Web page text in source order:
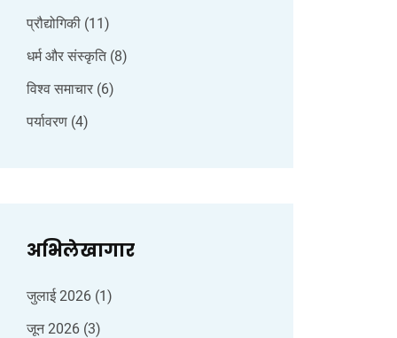
प्रौद्योगिकी (11)
धर्म और संस्कृति (8)
विश्व समाचार (6)
पर्यावरण (4)
अभिलेखागार
जुलाई 2026 (1)
जून 2026 (3)